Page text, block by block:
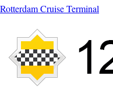
Rotterdam Cruise Terminal